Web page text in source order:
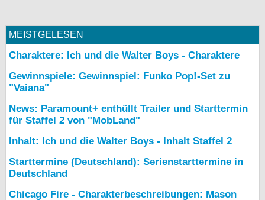
MEISTGELESEN
Charaktere: Ich und die Walter Boys - Charaktere
Gewinnspiele: Gewinnspiel: Funko Pop!-Set zu
"Vaiana"
News: Paramount+ enthüllt Trailer und Starttermin
für Staffel 2 von "MobLand"
Inhalt: Ich und die Walter Boys - Inhalt Staffel 2
Starttermine (Deutschland): Serienstarttermine in
Deutschland
Chicago Fire - Charakterbeschreibungen: Mason